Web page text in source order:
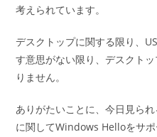
考えられています。
デスクトップに関する限り、
す意思がない限り、デスクト
りません。
ありがたいことに、今日見ら
に関してWindows Helloをサポ